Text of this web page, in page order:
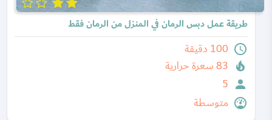
طريقة عمل دبس الرمان في المنزل من الرمان فقط
100 دقيقة
83 سعرة حرارية
5
متوسطة